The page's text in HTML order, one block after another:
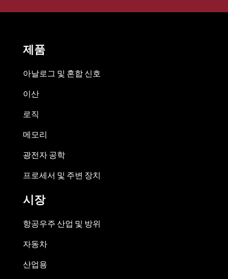
제품
아날로그 및 혼합 신호
이산
로직
메모리
광전자 공학
프로세서 및 주변 장치
시장
항공우주 산업 및 방위
자동차
산업용